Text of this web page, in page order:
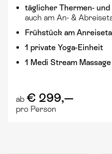
täglicher Thermen-
auch am An- &
Frühstück am
1 private Yoga-Einheit
1 Medi Stream Massage
ab € 299,—
pro Person